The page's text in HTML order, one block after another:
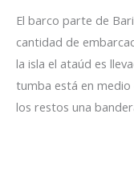
El barco parte de
cantidad de
la isla el ataúd es
tumba está en medio
los restos una